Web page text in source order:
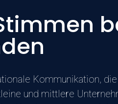
Kommunikation,
und mittlere